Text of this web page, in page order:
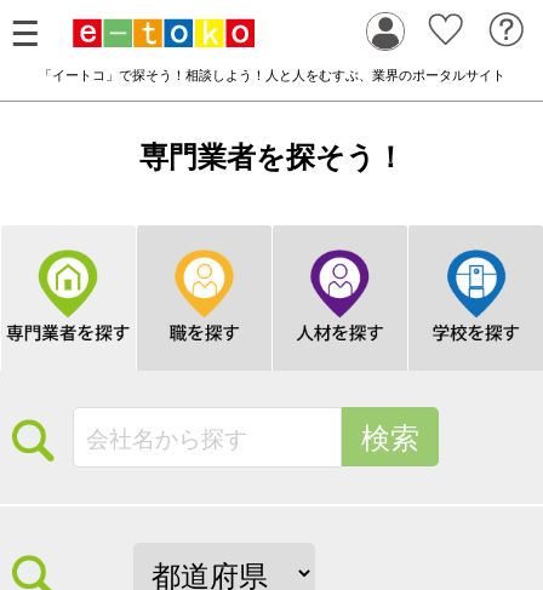
「イートコ」で探そう！相談しよう！人と人をむすぶ、業界のポータルサイト
専門業者を探そう！
検索